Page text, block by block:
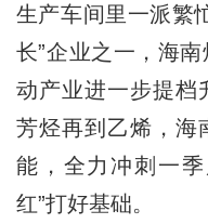
生产车间里一派繁
长”企业之一，海
动产业进一步提档
芳烃再到乙烯，海
能，全力冲刺一
红”打好基础。